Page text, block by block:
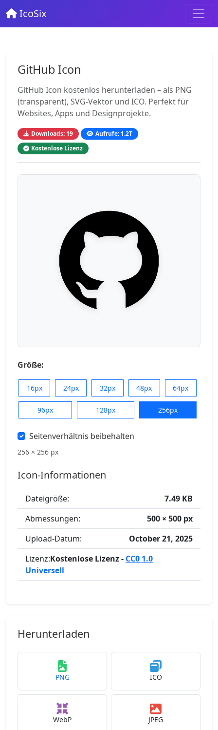
IcoSix
GitHub Icon
GitHub Icon kostenlos herunterladen – als PNG
(transparent), SVG-Vektor und ICO. Perfekt für
Websites, Apps und Designprojekte.
Downloads: 19
Aufrufe: 1.2T
Kostenlose Lizenz
Größe:
16px 24px 32px 48px 64px
96px 128px 256px
Seitenverhältnis beibehalten
256 × 256 px
Icon-Informationen
Dateigröße:
7.49 KB
Abmessungen:
500 × 500 px
Upload-Datum:
October 21, 2025
Lizenz:Kostenlose Lizenz - CC0 1.0
Universell
Herunterladen
PNG ICO
WebP JPEG